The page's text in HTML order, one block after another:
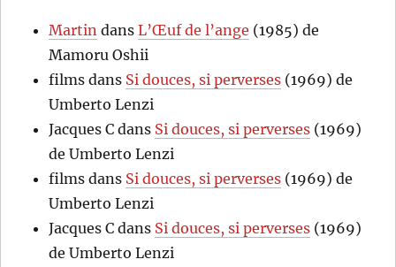
Martin dansL’Œuf de l’ange (1985) de
Mamoru Oshii
films dans Si douces, si perverses (1969) de
Umberto Lenzi
Jacques C dans Si douces, si perverses (1969)
de Umberto Lenzi
films dans Si douces, si perverses (1969) de
Umberto Lenzi
Jacques C dans Si douces, si perverses (1969)
de Umberto Lenzi